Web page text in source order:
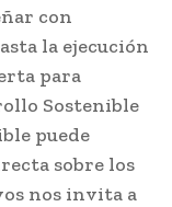
con
la ejecución
para
Sostenible
puede
sobre los
nos invita a